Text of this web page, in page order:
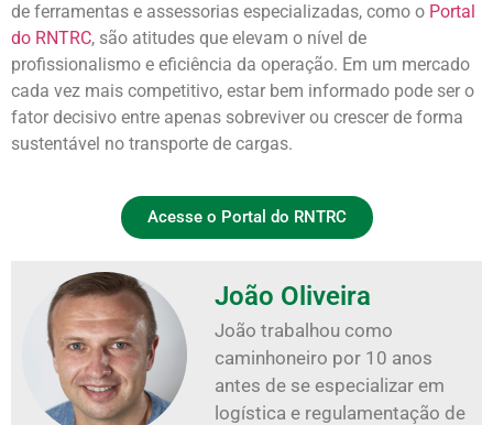
de ferramentas e assessorias especializadas, como o Portal
do RNTRC, são atitudes que elevam o nível de
profissionalismo e eficiência da operação. Em um mercado
cada vez mais competitivo, estar bem informado pode ser o
fator decisivo entre apenas sobreviver ou crescer de forma
sustentável no transporte de cargas.
Acesse o Portal do RNTRC
João Oliveira
João trabalhou como
caminhoneiro por 10 anos
antes de se especializar em
logística e regulamentação de